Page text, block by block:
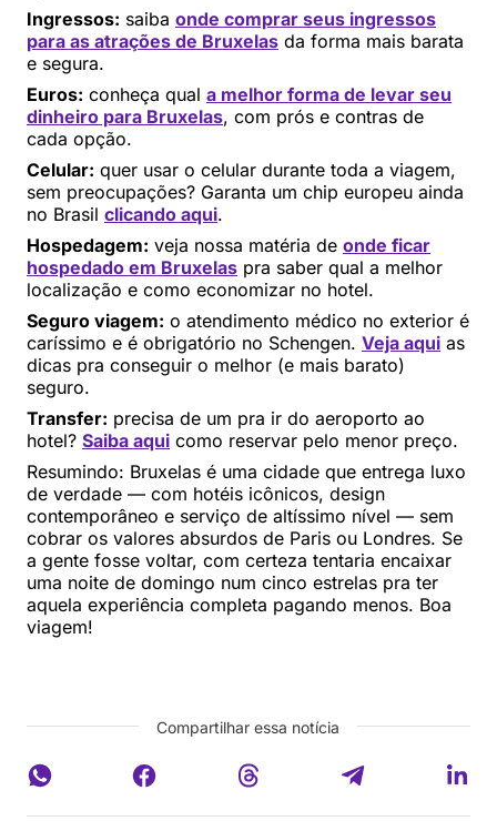
Ingressos: saiba onde comprar seus ingressos
para as atrações de Bruxelas da forma mais barata
e segura.
Euros: conheça qual a melhor forma de levar seu
dinheiro para Bruxelas, com prós e contras de
cada opção.
Celular: quer usar o celular durante toda a viagem,
sem preocupações? Garanta um chip europeu ainda
no Brasil clicando aqui.
Hospedagem: veja nossa matéria de onde ficar
hospedado em Bruxelas pra saber qual a melhor
localização e como economizar no hotel.
Seguro viagem: o atendimento médico no exterior é
caríssimo e é obrigatório no Schengen. Veja aqui as
dicas pra conseguir o melhor (e mais barato)
seguro.
Transfer: precisa de um pra ir do aeroporto ao
hotel? Saiba aqui como reservar pelo menor preço.
Resumindo: Bruxelas é uma cidade que entrega luxo
de verdade — com hotéis icônicos, design
contemporâneo e serviço de altíssimo nível — sem
cobrar os valores absurdos de Paris ou Londres. Se
a gente fosse voltar, com certeza tentaria encaixar
uma noite de domingo num cinco estrelas pra ter
aquela experiência completa pagando menos. Boa
viagem!
Compartilhar essa notícia